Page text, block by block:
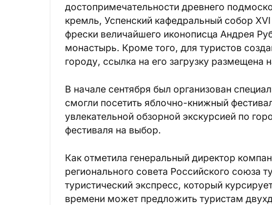
достопримечательности древнего
кремль, Успенский кафедральный собор
фрески величайшего иконописца Андрея
монастырь. Кроме того, для туристов
городу, ссылка на его загрузку размещена
В начале сентября был организован
смогли посетить яблочно-книжный
увлекательной обзорной экскурсией по
фестиваля на выбор.
Как отметила генеральный директор
регионального совета Российского союза
туристический экспресс, который
времени может предложить туристам